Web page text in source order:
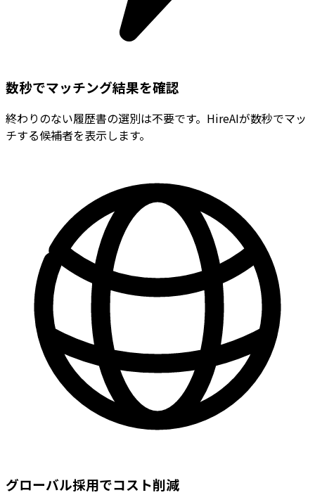
数秒でマッチング結果を確認
終わりのない履歴書の選別は不要です。HireAIが数秒でマッ
チする候補者を表示します。
グローバル採用でコスト削減